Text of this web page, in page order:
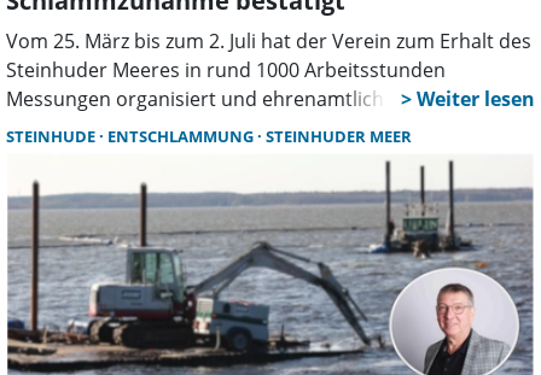
Vom 25. März bis zum 2. Juli hat der Verein zum Erhalt des
Steinhuder Meeres in rund 1000 Arbeitsstunden
Messungen organisiert und ehrenamtlich durchgeführt.
Nun wurden die Ergebnisse vorgestellt.
STEINHUDE ENTSCHLAMMUNG STEINHUDER MEER